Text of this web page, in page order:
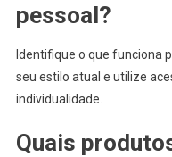
pessoal?
Identifique o que funciona
seu estilo atual e utilize
individualidade.
Quais